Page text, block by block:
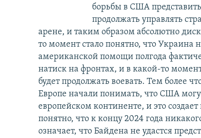
борьбы в США
продолжать управлять
арене, и таким образом абсолютно
то момент стало понятно, что Украина
американской помощи полгода
натиск на фронтах, и в какой-то
будет продолжать воевать. Тем более
Европе начали понимать, что США
европейском континенте, и это
понятно, что к концу 2024 года
означает, что Байдена не удастся